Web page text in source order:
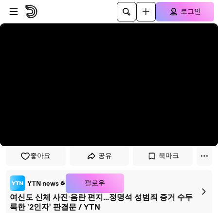
플레이어로 건너뛰기
본문으로 건너뛰기
로그인
좋아요 공유 북마크
YTN news 팔로우
여신도 신체 사진·음란 편지...정명석 성범죄 증거 수두
룩한 '2인자' 판결문 / YTN